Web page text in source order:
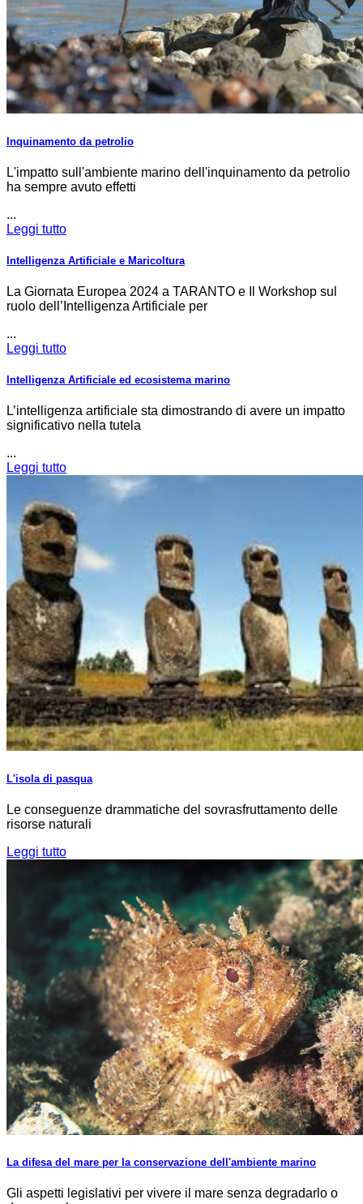
Inquinamento da petrolio
L'impatto sull'ambiente marino dell'inquinamento da petrolio
ha sempre avuto effetti
...
Leggi tutto
Intelligenza Artificiale e Maricoltura
La Giornata Europea 2024 a TARANTO e Il Workshop sul
ruolo dell’Intelligenza Artificiale per
...
Leggi tutto
Intelligenza Artificiale ed ecosistema marino
L’intelligenza artificiale sta dimostrando di avere un impatto
significativo nella tutela
...
Leggi tutto
L'isola di pasqua
Le conseguenze drammatiche del sovrasfruttamento delle
risorse naturali
Leggi tutto
La difesa del mare per la conservazione dell'ambiente marino
Gli aspetti legislativi per vivere il mare senza degradarlo o